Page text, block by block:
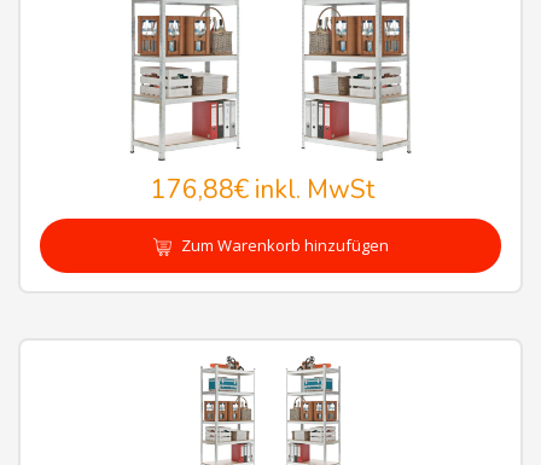
176,88€inkl. MwSt
Zum Warenkorb hinzufügen